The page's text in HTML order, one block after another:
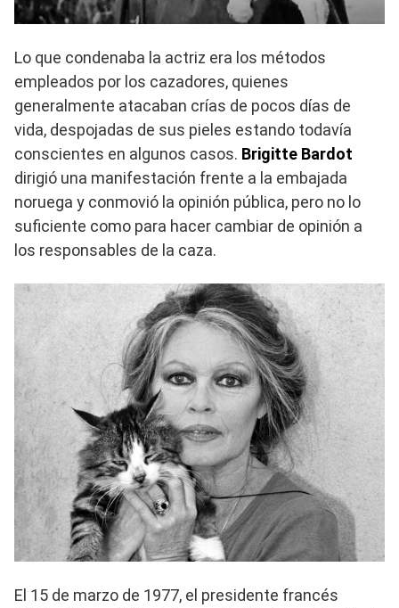
Lo que condenaba la actriz era los métodos
empleados por los cazadores, quienes
generalmente atacaban crías de pocos días de
vida, despojadas de sus pieles estando todavía
conscientes en algunos casos. Brigitte Bardot
dirigió una manifestación frente a la embajada
noruega y conmovió la opinión pública, pero no lo
suficiente como para hacer cambiar de opinión a
los responsables de la caza.
El 15 de marzo de 1977, el presidente francés